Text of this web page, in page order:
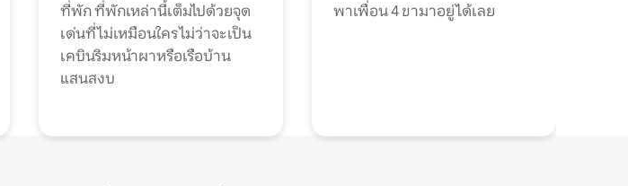
ที่พัก ที่พักเหล่านี้เต็มไปด้วยจุด
เด่นที่ไม่เหมือนใคร ไม่ว่าจะเป็น
เคบินริมหน้าผาหรือเรือบ้าน
แสนสงบ
พาเพื่อน 4 ขามาอยู่ได้เลย